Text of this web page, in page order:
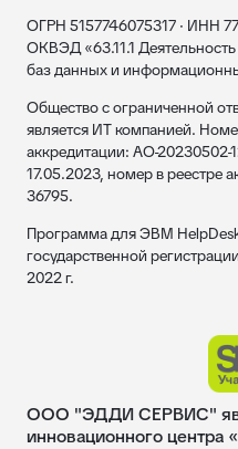
ОГРН 5157746075317 · ИНН
ОКВЭД «63.11.1
баз данных и
Общество с ограниченной
является ИТ компанией.
аккредитации: АО-20230502-
17.05.2023, номер в реестре
36795.
Программа для ЭВМ
государственной
2022 г.
ООО "ЭДДИ СЕРВИС"
инновационного центра